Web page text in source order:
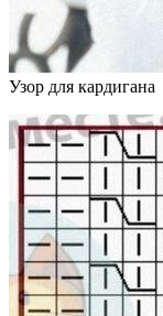
Узор для кардигана